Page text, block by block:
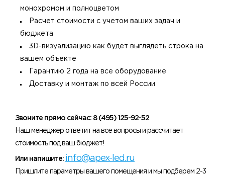
монохромом и полноцветом
Расчет стоимости с учетом ваших задач и
бюджета
3D-визуализацию как будет выглядеть строка на
вашем объекте
Гарантию 2 года на все оборудование
Доставку и монтаж по всей России
Звоните прямо сейчас: 8 (495) 125-92-52
Наш менеджер ответит на все вопросы и рассчитает
стоимость под ваш бюджет!
Или напишите: info@apex-led.ru
Пришлите параметры вашего помещения и мы подберем 2-3